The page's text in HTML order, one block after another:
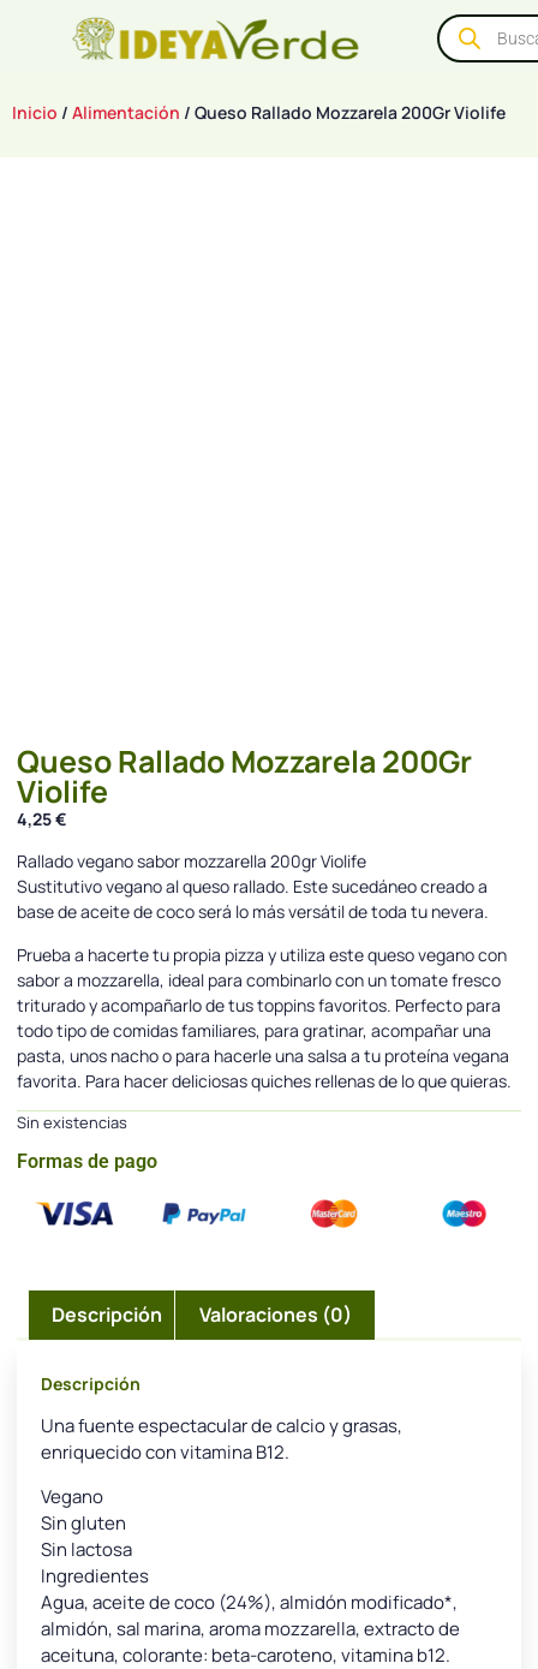
Inicio / Alimentación / Queso Rallado Mozzarela 200Gr Violife
Queso Rallado Mozzarela 200Gr
Violife
4,25€
Rallado vegano sabor mozzarella 200gr Violife
Sustitutivo vegano al queso rallado. Este sucedáneo creado a
base de aceite de coco será lo más versátil de toda tu nevera.
Prueba a hacerte tu propia pizza y utiliza este queso vegano con
sabor a mozzarella, ideal para combinarlo con un tomate fresco
triturado y acompañarlo de tus toppins favoritos. Perfecto para
todo tipo de comidas familiares, para gratinar, acompañar una
pasta, unos nacho o para hacerle una salsa a tu proteína vegana
favorita. Para hacer deliciosas quiches rellenas de lo que quieras.
Sin existencias
Formas de pago
Descripción Valoraciones (0)
Descripción
Una fuente espectacular de calcio y grasas,
enriquecido con vitamina B12.
Vegano
Sin gluten
Sin lactosa
Ingredientes
Agua, aceite de coco (24%), almidón modificado*,
almidón, sal marina, aroma mozzarella, extracto de
aceituna, colorante: beta-caroteno, vitamina b12.